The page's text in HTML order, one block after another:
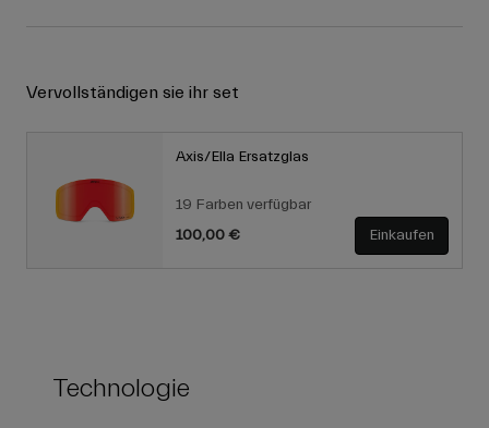
Vervollständigen sie ihr set
Axis/Ella Ersatzglas
19 Farben verfügbar
100,00 €
Einkaufen
Technologie